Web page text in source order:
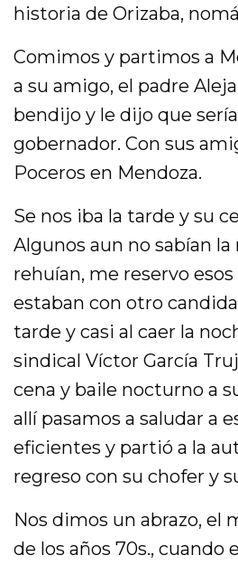
historia de Orizaba,
Comimos y partimos a
a su amigo, el padre
bendijo y le dijo que
gobernador. Con sus
Poceros en Mendoza.
Se nos iba la tarde y su
Algunos aun no sabían
rehuían, me reservo
estaban con otro
tarde y casi al caer la
sindical Víctor García
cena y baile nocturno a
allí pasamos a saludar a
eficientes y partió a la
regreso con su chofer y
Nos dimos un abrazo, el
de los años 70s., cuando